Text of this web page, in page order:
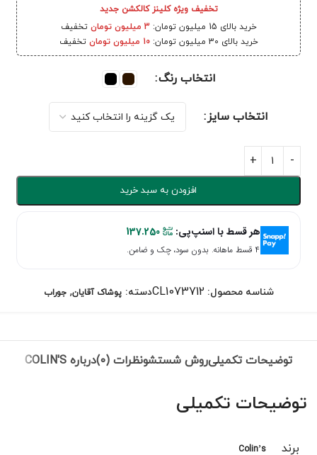
تخفیف ویژه کلینز کالکشن جدید
خرید بالای 15 میلیون تومان:
3 میلیون تومان
تخفیف
خرید بالای 30 میلیون تومان:
10 میلیون تومان تخفیف
انتخاب رنگ
انتخاب سایز
افزودن به سبد خرید
هر قسط با اسنپ‌پی: 137.250
۴ قسط ماهانه. بدون سود، چک و ضامن.
شناسه محصول: CL1073712دسته: پوشاک آقایان, جوراب
توضیحات تکمیلیروش شستشونظرات (0) درباره COLIN'S
توضیحات تکمیلی
برند Colin’s